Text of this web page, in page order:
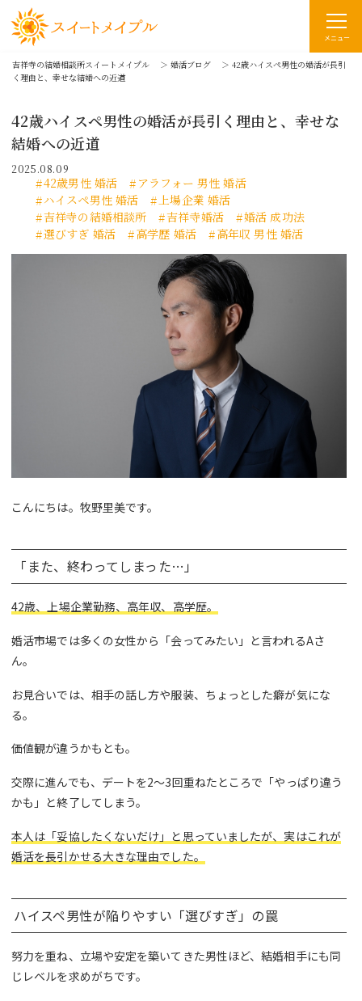
メニュー
吉祥寺の結婚相談所スイートメイプル ＞ 婚活ブログ ＞ 42歳ハイスペ男性の婚活が長引
く理由と、幸せな結婚への近道
42歳ハイスペ男性の婚活が長引く理由と、幸せな
結婚への近道
2025.08.09
42歳男性 婚活
アラフォー 男性 婚活
ハイスペ男性 婚活
上場企業 婚活
吉祥寺の結婚相談所
吉祥寺婚活
婚活 成功法
選びすぎ 婚活
高学歴 婚活 高年収 男性 婚活
こんにちは。牧野里美です。
「また、終わってしまった…」
42歳、上場企業勤務、高年収、高学歴。
婚活市場では多くの女性から「会ってみたい」と言われるAさ
ん。
お見合いでは、相手の話し方や服装、ちょっとした癖が気にな
る。
価値観が違うかもとも。
交際に進んでも、デートを2〜3回重ねたところで「やっぱり違う
かも」と終了してしまう。
本人は「妥協したくないだけ」と思っていましたが、実はこれが
婚活を長引かせる大きな理由でした。
ハイスペ男性が陥りやすい「選びすぎ」の罠
努力を重ね、立場や安定を築いてきた男性ほど、結婚相手にも同
じレベルを求めがちです。